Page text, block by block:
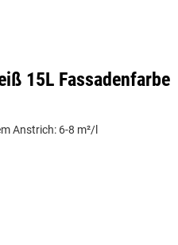
15L Fassadenfarbe
Anstrich: 6-8 m²/l